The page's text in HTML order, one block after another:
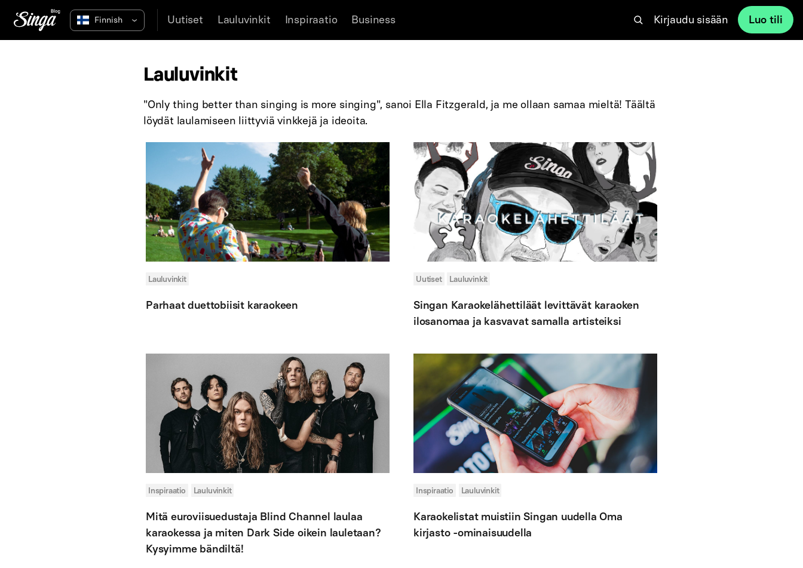
Uutiset Lauluvinkit Inspiraatio Business Kirjaudu sisään Luo tili
Lauluvinkit
"Only thing better than singing is more singing", sanoi Ella Fitzgerald, ja me ollaan samaa mieltä! Täältä
löydät laulamiseen liittyviä vinkkejä ja ideoita.
Lauluvinkit
Parhaat duettobiisit karaokeen
Uutiset Lauluvinkit
Singan Karaokelähettiläät levittävät karaoken
ilosanomaa ja kasvavat samalla artisteiksi
Inspiraatio Lauluvinkit
Mitä euroviisuedustaja Blind Channel laulaa
karaokessa ja miten Dark Side oikein lauletaan?
Kysyimme bändiltä!
Inspiraatio Lauluvinkit
Karaokelistat muistiin Singan uudella Oma
kirjasto -ominaisuudella